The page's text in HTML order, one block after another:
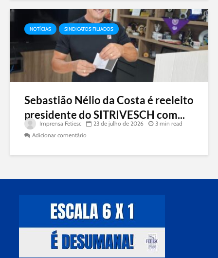
NOTÍCIAS SINDICATOS FILIADOS
Sebastião Nélio da Costa é reeleito
presidente do SITRIVESCH com...
Imprensa Fetiesc 23 de julho de 2026
3 min read
Adicionar comentário